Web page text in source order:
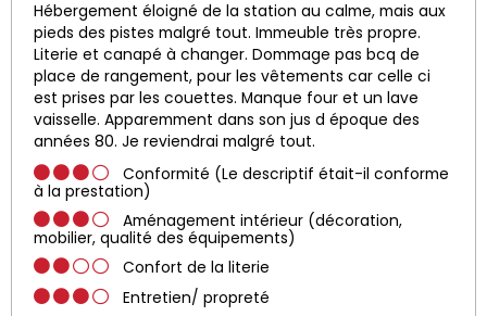
Hébergement éloigné de la station au calme, mais aux
pieds des pistes malgré tout. Immeuble très propre.
Literie et canapé à changer. Dommage pas bcq de
place de rangement, pour les vêtements car celle ci
est prises par les couettes. Manque four et un lave
vaisselle. Apparemment dans son jus d époque des
années 80. Je reviendrai malgré tout.
Conformité (Le descriptif était-il conforme
à la prestation)
Aménagement intérieur (décoration,
mobilier, qualité des équipements)
Confort de la literie
Entretien/ propreté